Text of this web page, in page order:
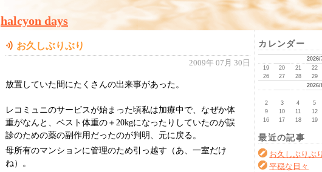
halcyon days
カレンダー
2026/
19
20 21
22
26
27 28
29
2026/
2 3 4
5
9
10 11
12
16
17 18 19
最近の記事
お久しぶりぶ
平穏な日々
お久しぶりぶり
2009年 07月 30日
放置していた間にたくさんの出来事があった。
レコミュニのサービスが始まった頃私は加療中で、なぜか体
重がなんと、ベスト体重の＋20kgになったりしていたのが誤
診のための薬の副作用だったのが判明、元に戻る。
母所有のマンションに管理のため引っ越す（あ、一室だけ
ね）。